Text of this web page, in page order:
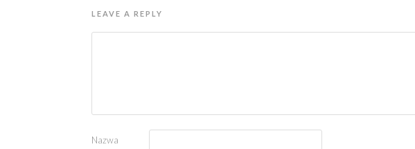
LEAVE A REPLY
Nazwa